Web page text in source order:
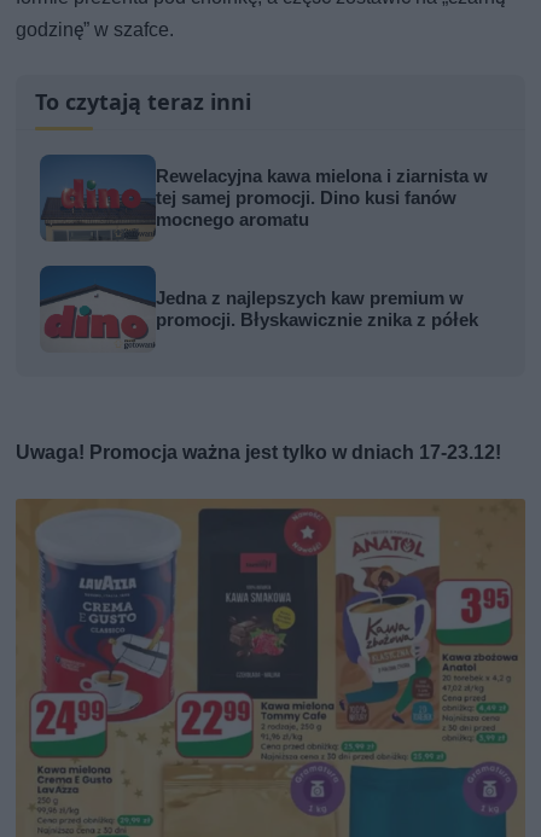
godzinę” w szafce.
To czytają teraz inni
Rewelacyjna kawa mielona i ziarnista w
tej samej promocji. Dino kusi fanów
mocnego aromatu
Jedna z najlepszych kaw premium w
promocji. Błyskawicznie znika z półek
Uwaga! Promocja ważna jest tylko w dniach 17-23.12!